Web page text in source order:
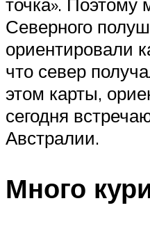
Северного
ориентировали
что север
этом карты,
сегодня
Австралии.
Много